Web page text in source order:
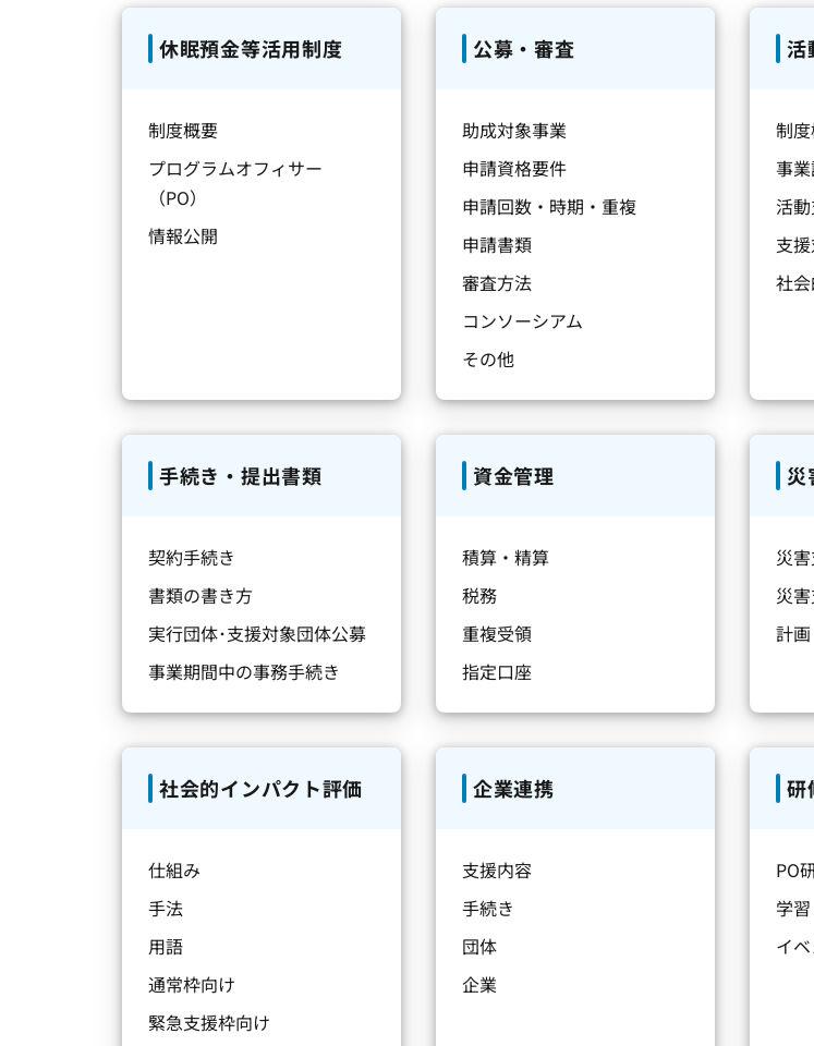
休眠預金等活用制度
制度概要
プログラムオフィサー
（PO）
情報公開
公募・審査
助成対象事業
申請資格要件
申請回数・時期・重複
申請書類
審査方法
コンソーシアム
その他
活
制
事
活
支
社
手続き・提出書類
契約手続き
書類の書き方
実行団体･支援対象団体公募
事業期間中の事務手続き
資金管理
積算・精算
税務
重複受領
指定口座
災
災
災
計
社会的インパクト評価
仕組み
手法
用語
通常枠向け
緊急支援枠向け
企業連携
支援内容
手続き
団体
企業
研
PO
学
イ